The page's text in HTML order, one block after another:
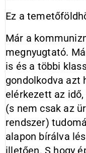
Ez a
Már a
megnyugtató.
is és a többi
gondolkodva azt
elérkezett az
(s nem csak az
rendszer)
alapon bírálva
illetően. S hogy